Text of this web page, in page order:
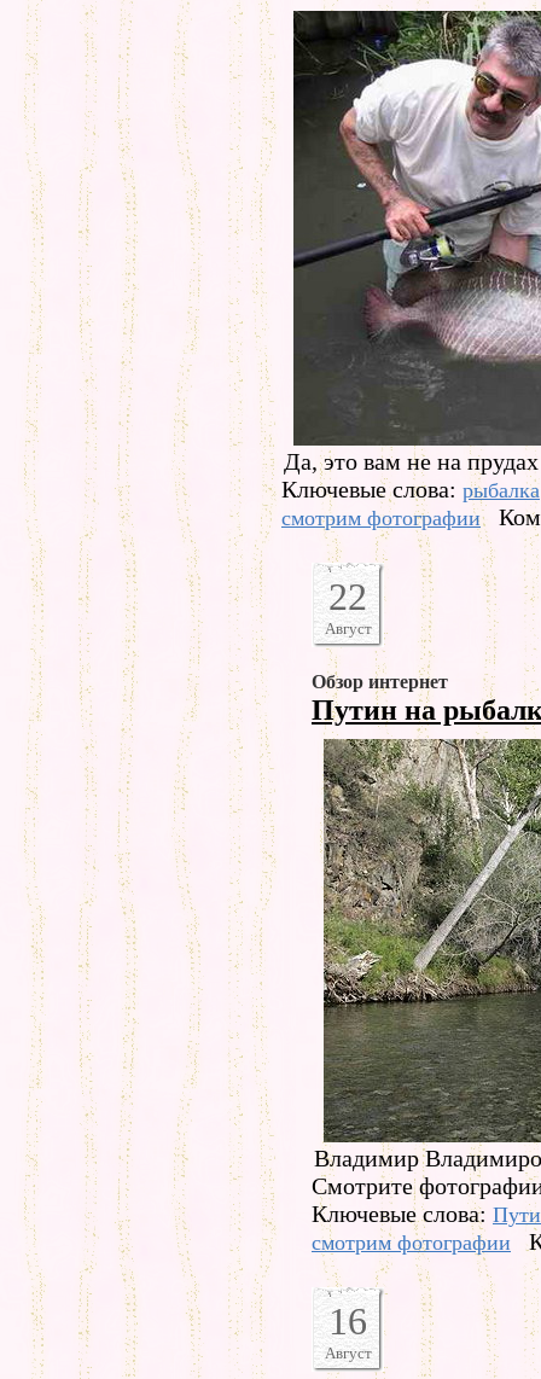
Да, это вам не на
Ключевые слова: рыбалка
смотрим фотографии
22
Август
Обзор интернет
Путин на
Владимир
Смотрите
Ключевые слова:
смотрим фотографии
16
Август